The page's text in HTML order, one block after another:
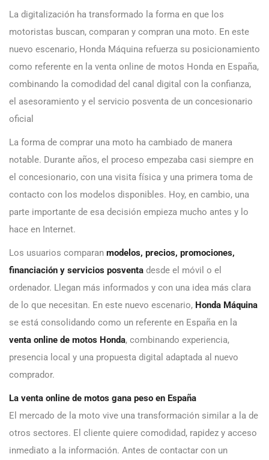
La digitalización ha transformado la forma en que los
motoristas buscan, comparan y compran una moto. En este
nuevo escenario, Honda Máquina refuerza su posicionamiento
como referente en la venta online de motos Honda en España,
combinando la comodidad del canal digital con la confianza,
el asesoramiento y el servicio posventa de un concesionario
oficial
La forma de comprar una moto ha cambiado de manera
notable. Durante años, el proceso empezaba casi siempre en
el concesionario, con una visita física y una primera toma de
contacto con los modelos disponibles. Hoy, en cambio, una
parte importante de esa decisión empieza mucho antes y lo
hace en Internet.
Los usuarios comparan modelos, precios, promociones,
financiación y servicios posventa desde el móvil o el
ordenador. Llegan más informados y con una idea más clara
de lo que necesitan. En este nuevo escenario, Honda Máquina
se está consolidando como un referente en España en la
venta online de motos Honda, combinando experiencia,
presencia local y una propuesta digital adaptada al nuevo
comprador.
La venta online de motos gana peso en España
El mercado de la moto vive una transformación similar a la de
otros sectores. El cliente quiere comodidad, rapidez y acceso
inmediato a la información. Antes de contactar con un